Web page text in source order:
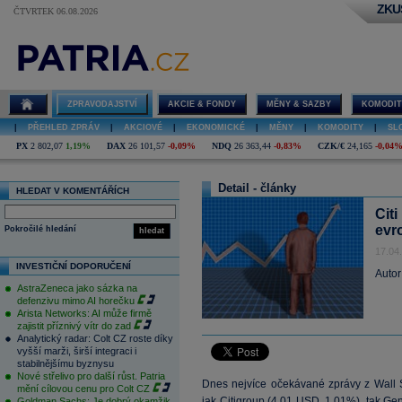
ČTVRTEK 06.08.2026
ZPRAVODAJSTVÍ AKCIE & FONDY MĚNY & SAZBY
PŘEHLED ZPRÁV AKCIOVÉ EKONOMICKÉ MĚNY KOMODITY
PX 2 802,07 1,19% DAX 26 101,57 -0,09% NDQ 26 363,44 -0,83% CZK/€ 24,165 -0,04%
HLEDAT V KOMENTÁŘÍCH
hledat
Pokročilé hledání
INVESTIČNÍ DOPORUČENÍ
AstraZeneca jako sázka na
defenzivu mimo AI horečku
Arista Networks: AI může firmě
zajistit příznivý vítr do zad
Analytický radar: Colt CZ roste díky
vyšší marži, širší integraci i
stabilnějšímu byznysu
Nové střelivo pro další růst. Patria
mění cílovou cenu pro Colt CZ
Detail - články
Citi
Dnes nejvíce očekávané zprávy z